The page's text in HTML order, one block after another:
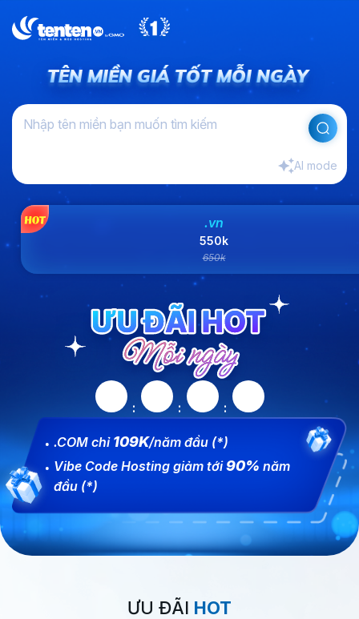
TÊN MIỀN GIÁ TỐT MỖI NGÀY
TÊN MIỀN GIÁ TỐT MỖI NGÀY
AI mode
.vn
550k
650k
.COM chỉ 109K/năm đầu (*)
Vibe Code Hosting giảm tới90% năm
đầu (*)
ƯU ĐÃI HOT